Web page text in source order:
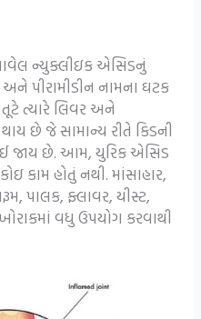
આવેલ ન્યુક્લીઇક એસિડનું
પીરામીડીન નામના ઘટક
ત્યારે લિવર અને
છે જે સામાન્ય રીતે કિડની
જાય છે. આમ, યુરિક એસિડ
કામ હોતું નથી. માંસાહાર,
પાલક, ફ્લાવર, યીસ્ટ,
વધુ ઉપયોગ કરવાથી